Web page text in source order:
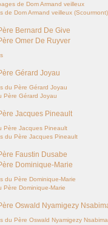
de Dom Armand veilleux
de Dom Armand veilleux (Scourmont)
Bernard De Give
Omer De Ruyver
Gérard Joyau
du Père Gérard Joyau
Père Gérard Joyau
Jacques Pineault
Père Jacques Pineault
du Père Jacques Pineault
Faustin Dusabe
Dominique-Marie
du Père Dominique-Marie
Père Dominique-Marie
Oswald Nyamigezy
du Père Oswald Nyamigezy